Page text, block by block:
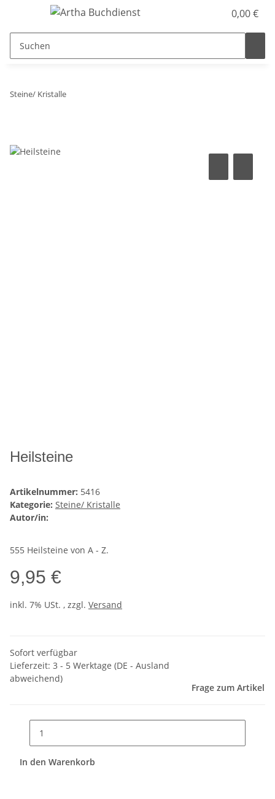
0,00 €
Steine/ Kristalle
Heilsteine
Artikelnummer: 5416
Kategorie: Steine/ Kristalle
Autor/in:
555 Heilsteine von A - Z.
9,95 €
inkl. 7% USt. , zzgl. Versand
Sofort verfügbar
Lieferzeit: 3 - 5 Werktage (DE - Ausland
abweichend)
Frage zum Artikel
In den Warenkorb